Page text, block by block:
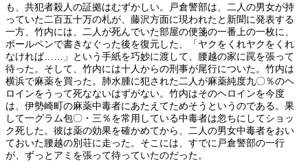
も、共犯者殺人の証拠はむずかしい。戸倉警部は、二人の男女が持
っていた二百五十万の札が、藤沢方面に現われたと新聞に発表する
一方、竹内には、二人が死んでいた部屋の便箋の一番上の一枚に、
ボールペンで書きなぐった後を復元した、「ヤクをくれヤクをくれ
なければ……」という手紙を巧妙に渡して、腰越の家に罠を張って
待った。そして、竹内には十人からの刑事が尾行についた。竹内は
横浜で麻薬を買った。肺水腫に犯された二人が麻薬純度九〇％のヘ
ロインをうって死なないはずがない。竹内はそのヘロインを今度
は、伊勢崎町の麻薬中毒者にあたえてためそうというのである。果
して一グラム包〇・三％を常用している中毒者は忽ちにしてショッ
ク死した。彼は薬の効果を確かめてから、二人の男女中毒者をおい
ておいた腰越の別荘に走った。そこには、すでに戸倉警部の一行
が、ずっとアミを張って待っていたのだった。